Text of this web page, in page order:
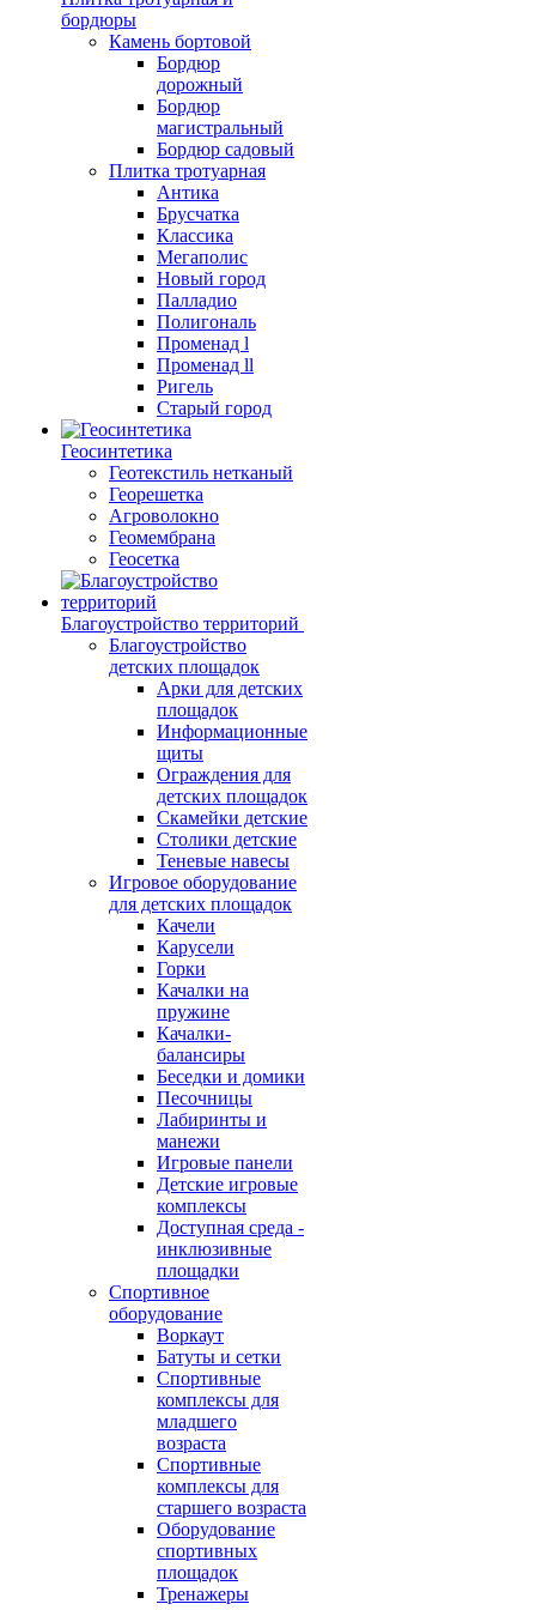
бордюры
Камень бортовой
Бордюр
дорожный
Бордюр
магистральный
Бордюр садовый
Плитка тротуарная
Антика
Брусчатка
Классика
Мегаполис
Новый город
Палладио
Полигональ
Променад l
Променад ll
Ригель
Старый город
Геосинтетика
Геотекстиль нетканый
Георешетка
Агроволокно
Геомембрана
Геосетка
Благоустройство территорий
Благоустройство
детских площадок
Арки для детских
площадок
Информационные
щиты
Ограждения для
детских площадок
Скамейки детские
Столики детские
Теневые навесы
Игровое оборудование
для детских площадок
Качели
Карусели
Горки
Качалки на
пружине
Качалки-
балансиры
Беседки и домики
Песочницы
Лабиринты и
манежи
Игровые панели
Детские игровые
комплексы
Доступная среда -
инклюзивные
площадки
Спортивное
оборудование
Воркаут
Батуты и сетки
Спортивные
комплексы для
младшего
возраста
Спортивные
комплексы для
старшего возраста
Оборудование
спортивных
площадок
Тренажеры